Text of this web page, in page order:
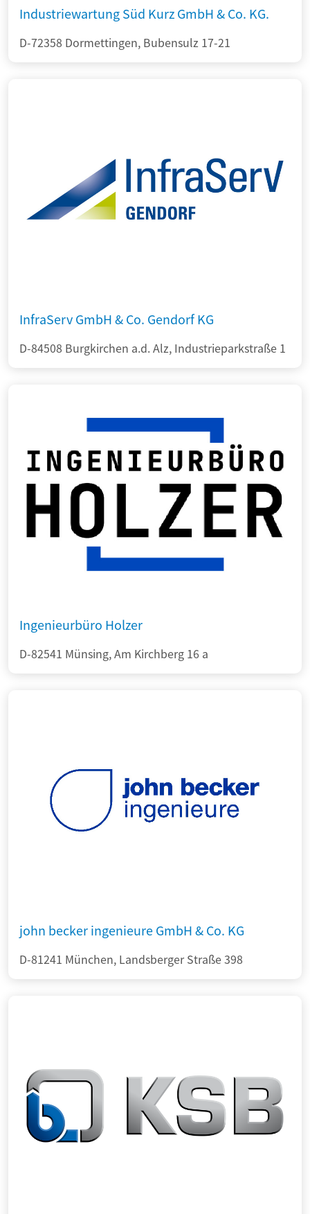
Industriewartung Süd Kurz GmbH & Co. KG.
D-72358 Dormettingen, Bubensulz 17-21
InfraServ GmbH & Co. Gendorf KG
D-84508 Burgkirchen a.d. Alz, Industrieparkstraße 1
Ingenieurbüro Holzer
D-82541 Münsing, Am Kirchberg 16 a
john becker ingenieure GmbH & Co. KG
D-81241 München, Landsberger Straße 398